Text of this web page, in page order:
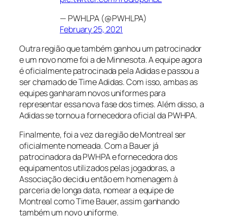
— PWHLPA (@PWHLPA)
February 25, 2021
Outra região que também ganhou um patrocinador
e um novo nome foi a de Minnesota. A equipe agora
é oficialmente patrocinada pela Adidas e passou a
ser chamado de Time Adidas. Com isso, ambas as
equipes ganharam novos uniformes para
representar essa nova fase dos times. Além disso, a
Adidas se tornou a fornecedora oficial da PWHPA.
Finalmente, foi a vez da região de Montreal ser
oficialmente nomeada. Com a Bauer já
patrocinadora da PWHPA e fornecedora dos
equipamentos utilizados pelas jogadoras, a
Associação decidiu então em homenagem à
parceria de longa data, nomear a equipe de
Montreal como Time Bauer, assim ganhando
também um novo uniforme.